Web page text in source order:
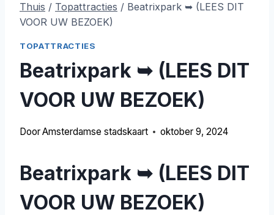
Thuis / Topattracties / Beatrixpark ➥ (LEES DIT
VOOR UW BEZOEK)
TOPATTRACTIES
Beatrixpark ➥ (LEES DIT
VOOR UW BEZOEK)
DoorAmsterdamse stadskaart oktober 9, 2024
Beatrixpark ➥ (LEES DIT
VOOR UW BEZOEK)